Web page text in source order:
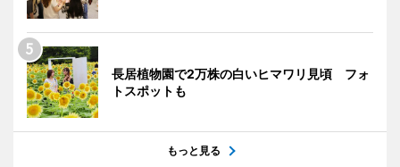
長居植物園で2万株の白いヒマワリ見頃 フォ
トスポットも
もっと見る